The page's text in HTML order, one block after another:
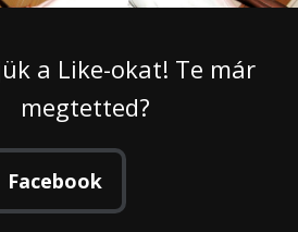
a Like-okat! Te már
megtetted?
Facebook